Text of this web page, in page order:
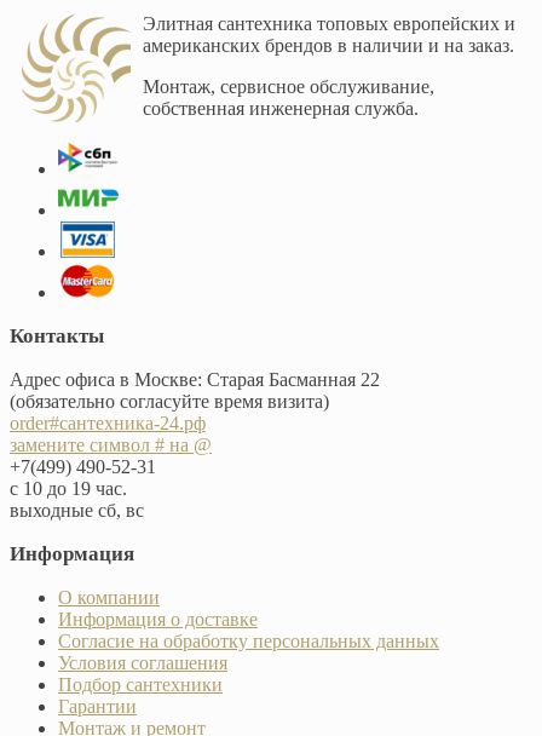
Элитная сантехника топовых европейских и
американских брендов в наличии и на заказ.
Монтаж, сервисное обслуживание,
собственная инженерная служба.
Контакты
Адрес офиса в Москве: Старая Басманная 22
(обязательно согласуйте время визита)
order#сантехника-24.рф
замените символ # на @
+7(499) 490-52-31
с 10 до 19 час.
выходные сб, вс
Информация
О компании
Информация о доставке
Согласие на обработку персональных данных
Условия соглашения
Подбор сантехники
Гарантии
Монтаж и ремонт